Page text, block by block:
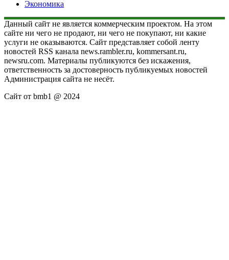
Экономика
Данный сайт не является коммерческим проектом. На этом
сайте ни чего не продают, ни чего не покупают, ни какие
услуги не оказываются. Сайт представляет собой ленту
новостей RSS канала news.rambler.ru, kommersant.ru,
newsru.com. Материалы публикуются без искажения,
ответственность за достоверность публикуемых новостей
Администрация сайта не несёт.
Сайт от bmb1 @ 2024